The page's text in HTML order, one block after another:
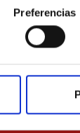
para
que haya
Preferencias